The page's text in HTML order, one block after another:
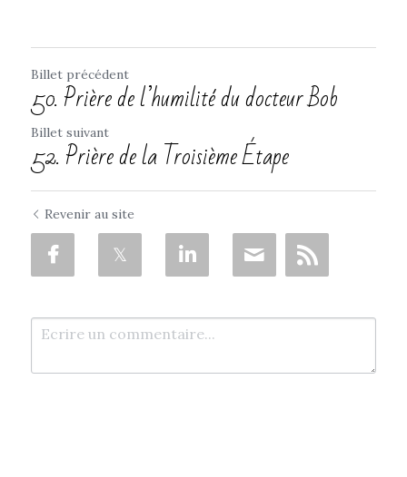
Billet précédent
50. Prière de l’humilité du docteur Bob
Billet suivant
52. Prière de la Troisième Étape
Revenir au site